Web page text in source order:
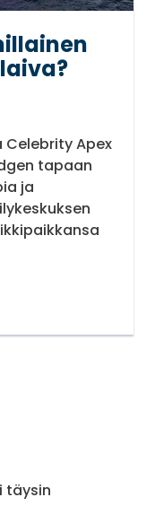
Apex
tapaan
ja
tyylikäs
täysin